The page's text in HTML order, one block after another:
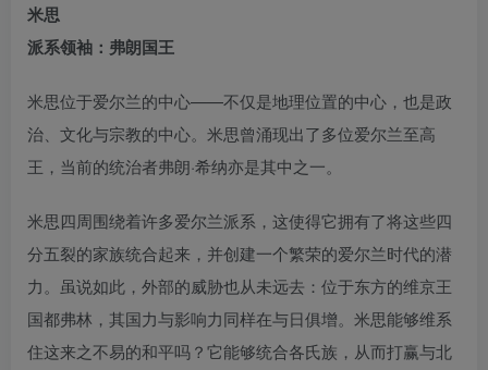
米思
派系领袖：弗朗国王
米思位于爱尔兰的中心——不仅是地理位置的中心，也是政
治、文化与宗教的中心。米思曾涌现出了多位爱尔兰至高
王，当前的统治者弗朗·希纳亦是其中之一。
米思四周围绕着许多爱尔兰派系，这使得它拥有了将这些四
分五裂的家族统合起来，并创建一个繁荣的爱尔兰时代的潜
力。虽说如此，外部的威胁也从未远去：位于东方的维京王
国都弗林，其国力与影响力同样在与日俱增。米思能够维系
住这来之不易的和平吗？它能够统合各氏族，从而打赢与北